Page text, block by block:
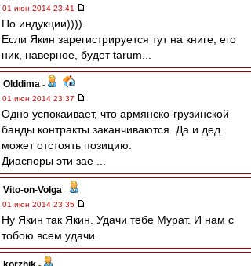
01 июн 2014 23:41
По индукции)))).
Если Якин зарегистрируется тут на книге, его
ник, наверное, будет tarum...
Olddima -
01 июн 2014 23:37
Одно успокаивает, что армянско-грузинской
банды контракты заканчиваются. Да и дед
может отстоять позицию.
Диаспоры эти зае ...
Vito-on-Volga -
01 июн 2014 23:35
Ну Якин так Якин. Удачи тебе Мурат. И нам с
тобою всем удачи.